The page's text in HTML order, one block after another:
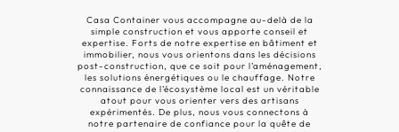
container
Bureau
container
container
Casa Container vous accompagne au-delà de la
simple construction et vous apporte conseil et
expertise. Forts de notre expertise en bâtiment et
immobilier, nous vous orientons dans les décisions
post-construction, que ce soit pour l’aménagement,
les solutions énergétiques ou le chauffage. Notre
connaissance de l’écosystème local est un véritable
atout pour vous orienter vers des artisans
expérimentés. De plus, nous vous connectons à
notre partenaire de confiance pour la quête de